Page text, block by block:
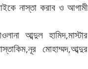
নাস্তা করাব ও আগামী
আব্দুল হামিদ,মাস্টার
,নূর মোহাম্মদ,আব্দুর